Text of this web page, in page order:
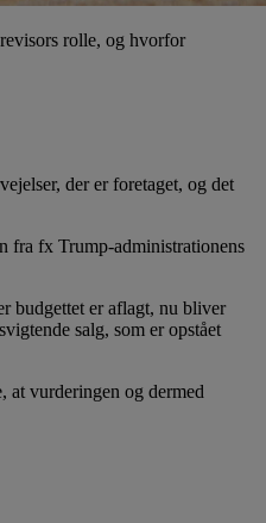
rolle, og hvorfor
der er foretaget, og det
fra fx Trump-administrationens
budgettet er aflagt, nu bliver
salg, som er opstået
at vurderingen og dermed